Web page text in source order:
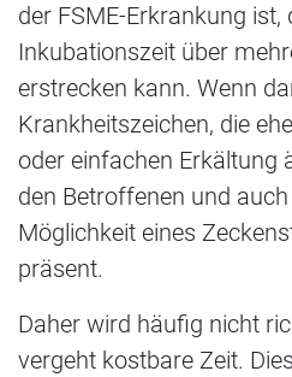
der FSME-Erkrankung ist,
Inkubationszeit über
erstrecken kann. Wenn
Krankheitszeichen, die
oder einfachen Erkältung
den Betroffenen und
Möglichkeit eines
präsent.
Daher wird häufig nicht
vergeht kostbare Zeit.